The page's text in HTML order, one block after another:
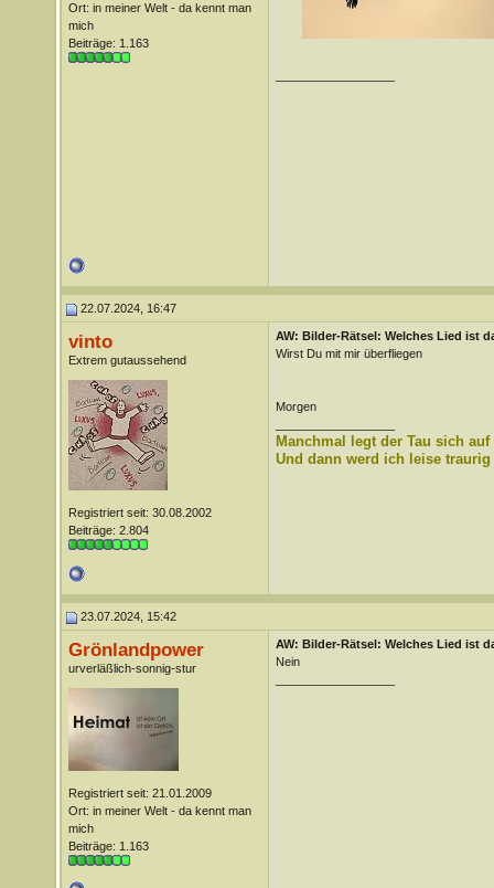
Ort: in meiner Welt - da kennt man
mich
Beiträge: 1.163
22.07.2024, 16:47
vinto
Extrem gutaussehend
Registriert seit: 30.08.2002
Beiträge: 2.804
AW: Bilder-Rätsel: Welches Lied ist
Wirst Du mit mir überfliegen
Morgen
Manchmal legt der Tau sich
Und dann werd ich leise traurig
23.07.2024, 15:42
Grönlandpower
urverläßlich-sonnig-stur
Registriert seit: 21.01.2009
Ort: in meiner Welt - da kennt man
mich
Beiträge: 1.163
AW: Bilder-Rätsel: Welches Lied ist
Nein